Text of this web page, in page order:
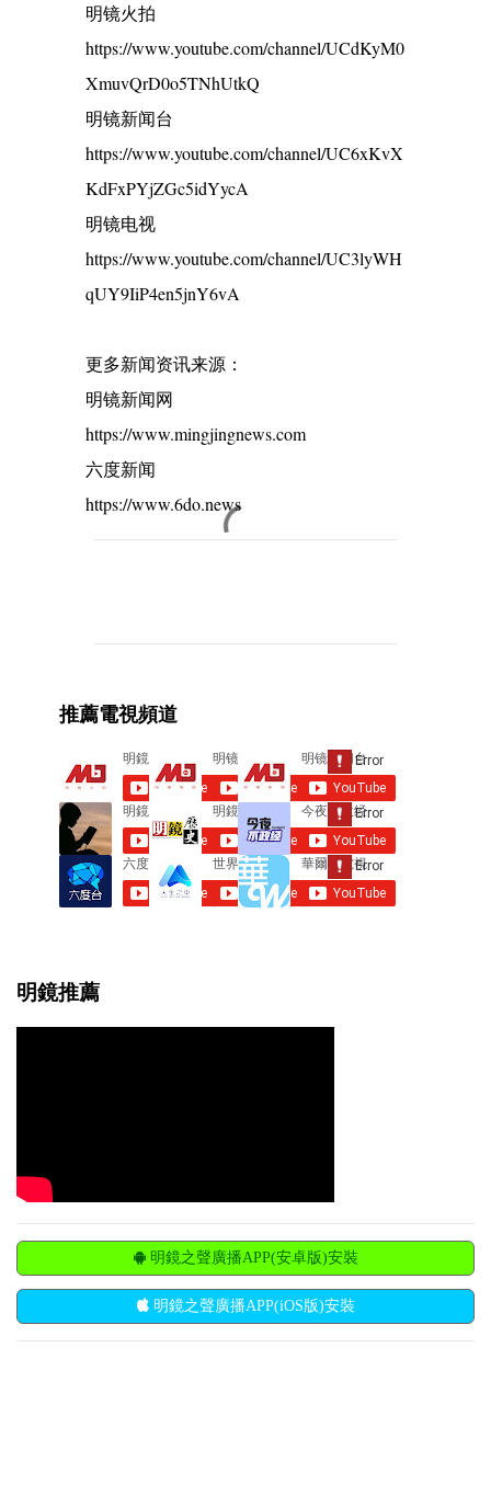
明镜火拍
https://www.youtube.com/channel/UCdKyM0
XmuvQrD0o5TNhUtkQ
明镜新闻台
https://www.youtube.com/channel/UC6xKvX
KdFxPYjZGc5idYycA
明镜电视
https://www.youtube.com/channel/UC3lyWH
qUY9IiP4en5jnY6vA
更多新闻资讯来源：
明镜新闻网
https://www.mingjingnews.com
六度新闻
https://www.6do.news
n
t
s
推薦電視頻道
明鏡推薦
明鏡之聲廣播APP(安卓版)安裝
明鏡之聲廣播APP(iOS版)安裝